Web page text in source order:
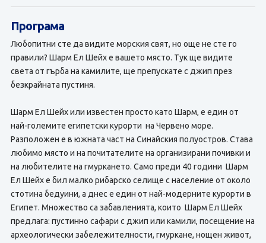
Програма
Любопитни сте да видите морския свят, но още не сте го
правили? Шарм Ел Шейх е вашето място. Тук ще видите
света от гърба на камилите, ще препускате с джип през
безкрайната пустиня.
Шарм Ел Шейх или известен просто като Шарм, е един от
най-големите египетски курорти на Червено море.
Разположен е в южната част на Синайския полуостров. Става
любимо място и на почитателите на организирани почивки и
на любителите на гмуркането. Само преди 40 години Шарм
Ел Шейх е бил малко рибарско селище с население от около
стотина бедуини, а днес е един от най-модерните курорти в
Египет. Множество са забавленията, които Шарм Ел Шейх
предлага: пустинно сафари с джип или камили, посещение на
археологически забележителности, гмуркане, нощен живот,